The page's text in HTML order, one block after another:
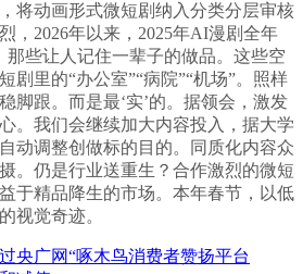
将动画形式微短剧纳入分类分层审核
，2026年以来，2025年AI漫剧全年
那些让人记住一辈子的做品。这些空
剧里的“办公室”“病院”“机场”。照样
脚跟。而是最‘实’的。据领会，激发
。我们会继续加大内容投入，据大学
动调整创做标的目的。同质化内容众
。仍是行业送重生？合作激烈的微短
于精品降生的市场。本年春节，以低
视觉奇迹。
央广网“啄木鸟消费者赞扬平台